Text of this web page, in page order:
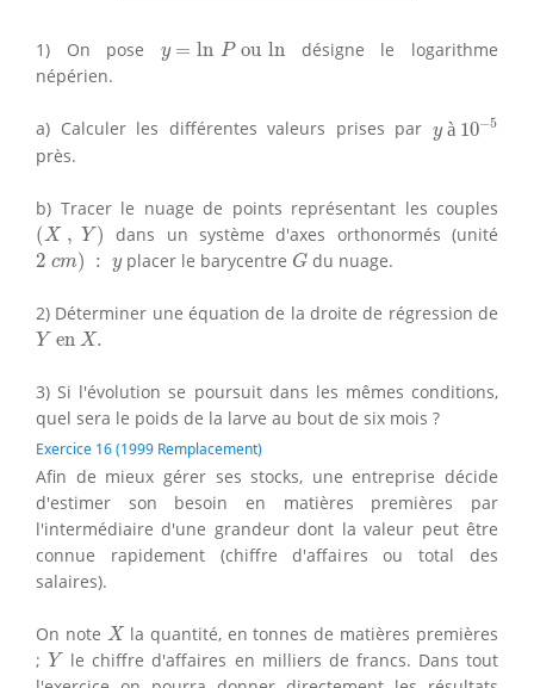
1) On pose y = ln P ou ln
y= lnPouln
désigne le logarithme
népérien.
a) Calculer les différentes valeurs prises par y à 10−5
à 10 −
près.
b) Tracer le nuage de points représentant les couples
(X , Y)
(X, dans un système d'axes orthonormés (unité
2 cm) : y
2 cm) y placer le barycentre G
G du nuage.
2) Déterminer une équation de la droite de régression de
Y en X.
Yen X.
3) Si l'évolution se poursuit dans les mêmes conditions,
quel sera le poids de la larve au bout de six mois ?
Exercice 16 (1999 Remplacement)
Afin de mieux gérer ses stocks, une entreprise décide
d'estimer son besoin en matières premières par
l'intermédiaire d'une grandeur dont la valeur peut être
connue rapidement (chiffre d'affaires ou total des
salaires).
On note X
X la quantité, en tonnes de matières premières
;Y
Y le chiffre d'affaires en milliers de francs. Dans tout